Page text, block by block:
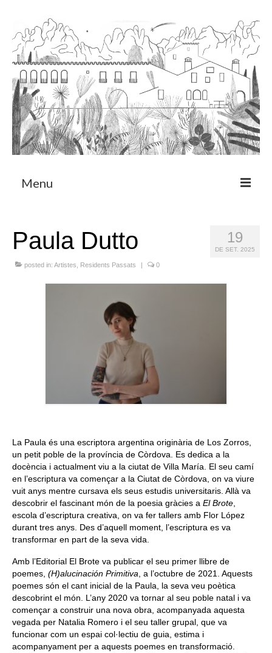
Menu
Programa de Residència
CRUCERO
19
DE SET. 2025
Paula Dutto
posted in: Artistes Residents Passats | 0
La Paula és una escriptora argentina originària de Los Zorros,
un petit poble de la província de Còrdova. Es dedica a la
docència i actualment viu a la ciutat de Villa María. El seu camí
en l’escriptura va començar a la Ciutat de Còrdova, on va viure
vuit anys mentre cursava els seus estudis universitaris. Allà va
descobrir el fascinant món de la poesia gràcies a El Brote
escola d’escriptura creativa, on va fer tallers amb Flor López
durant tres anys. Des d’aquell moment, l’escriptura es va
transformar en part de la seva vida.
Amb l’Editorial El Brote va publicar el seu primer llibre de
poemes, (H)alucinación Primitiva , a l’octubre de 2021. Aquests
poemes són el cant inicial de la Paula, la seva veu poètica
descobrint el món. L’any 2020 va tornar al seu poble natal i va
començar a construir una nova obra, acompanyada aquesta
vegada per Natalia Romero i el seu taller grupal, que va
funcionar com un espai col·lectiu de guia, estima i
acompanyament per a aquests poemes en transformació.